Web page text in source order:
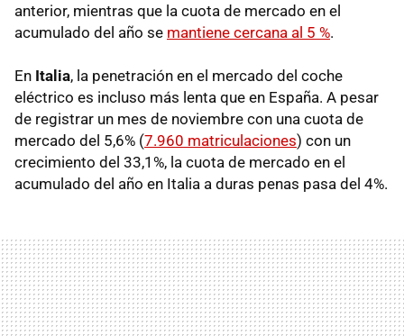
anterior, mientras que la cuota de mercado en el
acumulado del año se mantiene cercana al 5 %.
En Italia, la penetración en el mercado del coche
eléctrico es incluso más lenta que en España. A pesar
de registrar un mes de noviembre con una cuota de
mercado del 5,6% (7.960 matriculaciones) con un
crecimiento del 33,1%, la cuota de mercado en el
acumulado del año en Italia a duras penas pasa del 4%.